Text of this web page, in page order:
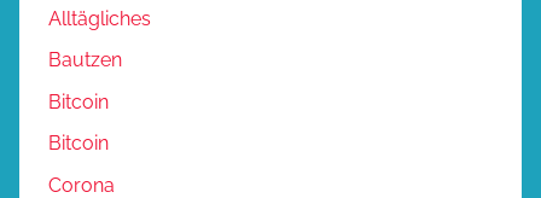
Alltägliches
Bautzen
Bitcoin
Bitcoin
Corona